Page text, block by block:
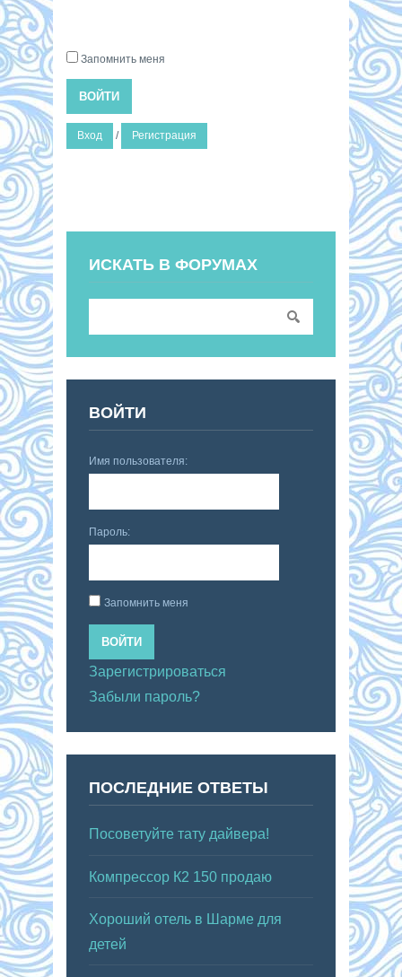
Запомнить меня
ВОЙТИ
Вход / Регистрация
ИСКАТЬ В ФОРУМАХ
ВОЙТИ
Имя пользователя:
Пароль:
Запомнить меня
ВОЙТИ
Зарегистрироваться
Забыли пароль?
ПОСЛЕДНИЕ ОТВЕТЫ
Посоветуйте тату дайвера!
Компрессор К2 150 продаю
Хороший отель в Шарме для
детей